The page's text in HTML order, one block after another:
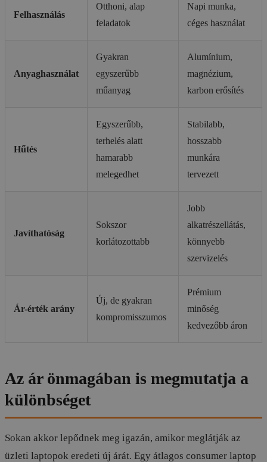
Felhasználás
Otthoni, alap
feladatok
Napi munka,
céges használat
Anyaghasználat
Gyakran
egyszerűbb
műanyag
Alumínium,
magnézium,
karbon erősítés
Hűtés
Egyszerűbb,
terhelés alatt
hamarabb
melegedhet
Stabilabb,
hosszabb
munkára
tervezett
Javíthatóság
Sokszor
korlátozottabb
Jobb
alkatrészellátás,
könnyebb
szervizelés
Ár-érték arány
Új, de gyakran
kompromisszumos
Prémium
minőség
kedvezőbb áron
Az ár önmagában is megmutatja a
különbséget
Sokan akkor lepődnek meg igazán, amikor meglátják az
üzleti laptopok eredeti új árát. Egy átlagos consumer laptop